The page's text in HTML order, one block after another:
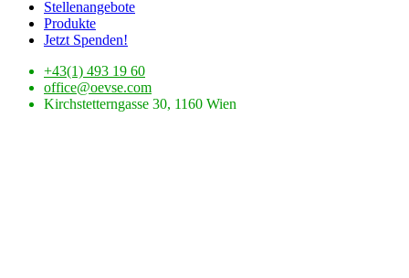
Stellenangebote
Produkte
Jetzt Spenden!
+43(1) 493 19 60
office@oevse.com
Kirchstetterngasse 30, 1160 Wien